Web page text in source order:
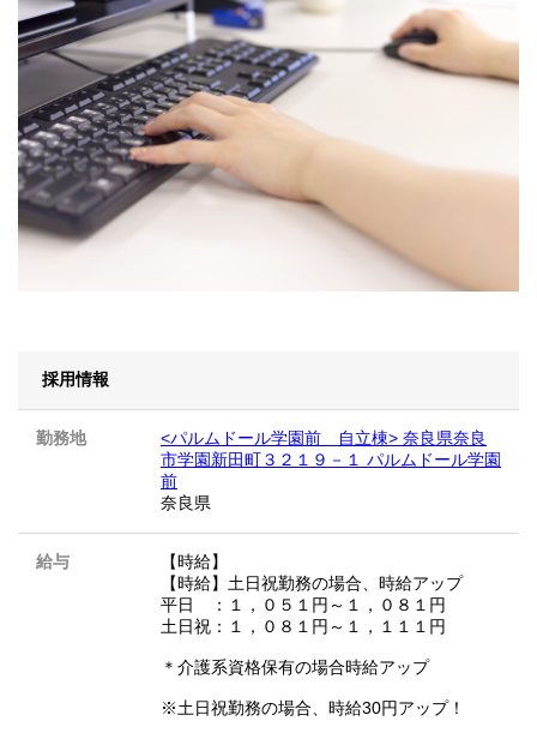
採用情報
勤務地
<パルムドール学園前 自立棟> 奈良県奈良
市学園新田町３２１９－１ パルムドール学園
前
奈良県
給与
【時給】
【時給】土日祝勤務の場合、時給アップ
平日 ：１，０５１円～１，０８１円
土日祝：１，０８１円～１，１１１円
＊介護系資格保有の場合時給アップ
※土日祝勤務の場合、時給30円アップ！